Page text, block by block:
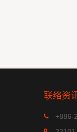
联络资
+886-